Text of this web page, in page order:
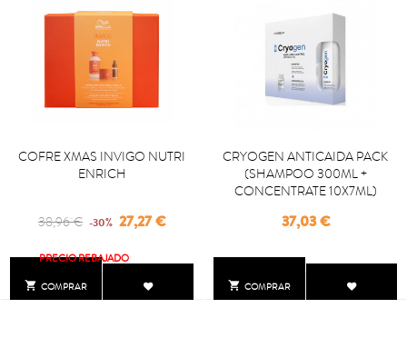
PRECIO REBAJADO
 COMPRAR
COFRE XMAS INVIGO NUTRI
ENRICH
Regular
38,96 € -30% Precio
27,27 €
 COMPRAR
CRYOGEN ANTICAIDA PACK
(SHAMPOO 300ML +
CONCENTRATE 10X7ML)
Precio
37,03 €